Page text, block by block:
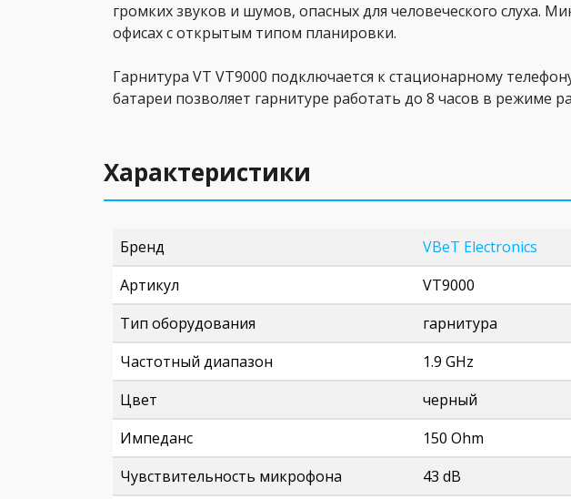
громких звуков и шумов, опасных для человеческого слуха.
офисах с открытым типом планировки.
Гарнитура VT VT9000 подключается к стационарному
батареи позволяет гарнитуре работать до 8 часов в режиме
Характеристики
Бренд
VBeT Electronics
Артикул
VT9000
Тип оборудования
гарнитура
Частотный диапазон
1.9 GHz
Цвет
черный
Импеданс
150 Ohm
Чувствительность микрофона
43 dB